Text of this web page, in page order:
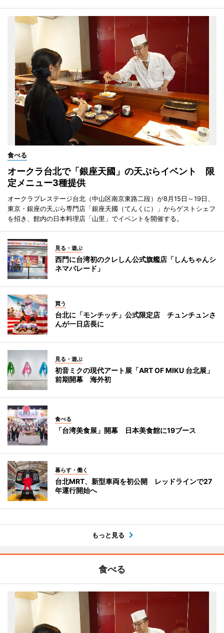
食べる
オークラ台北で「銀座天國」の天ぷらイベント 限
定メニュー3種提供
オークラプレステージ台北（中山区南京東路二段）が8月15日～19日、
東京・銀座の天ぷら専門店「銀座天國（てんくに）」からゲストシェフ
を招き、館内の日本料理店「山里」でイベントを開催する。
見る・遊ぶ
西門に台湾初のクレしん公式旗艦店「しんちゃんシ
ネマパレード」
買う
台北に「モンチッチ」公式限定店 チュンチュンさ
んが一日店長に
見る・遊ぶ
初音ミクの現代アート展「ART OF MIKU 台北展」
前期開幕 海外初
食べる
「台湾美食展」開幕 日本美食館に19ブース
暮らす・働く
台北MRT、新型車両を初公開 レッドラインで27
年運行開始へ
もっと見る
食べる